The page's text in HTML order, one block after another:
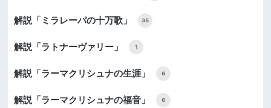
解説「ミラレーパの十万歌」 35
解説「ラトナーヴァリー」 1
解説「ラーマクリシュナの生涯」 6
解説「ラーマクリシュナの福音」 6